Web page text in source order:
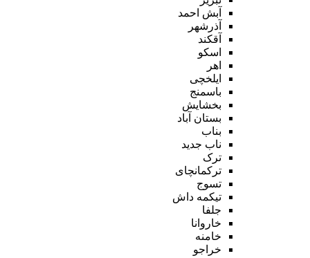
آبش احمد
آذرشهر
آقکند
اسکو
اهر
ایلخچی
باسمنج
بخشایش
بستان آباد
بناب
ناب جدید
ترک
ترکمانچای
تسوج
تیکمه داش
جلفا
خاروانا
خامنه
خراجو